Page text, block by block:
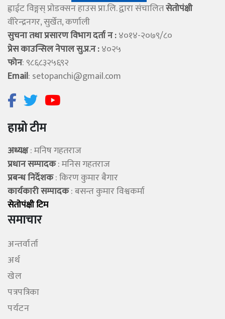
ह्वाईट विङ्गस् प्राेडक्सन हाउस प्रा.लि. द्वारा संचालितसेताेपंक्षी
वीरेन्द्रनगर, सुर्खेत, कर्णाली
सुचना तथा प्रसारण विभाग दर्ता न :४०१४-२०७९/८०
प्रेस काउन्सिल नेपाल सु.प्र.न :४०२५
फोन: ९८६८३२५६९२
Email: setopanchi@gmail.com
हाम्रो टीम
अध्यक्ष: मनिष गहतराज
प्रधान सम्पादक: मनिस गहतराज
प्रबन्ध निर्देशक: किरण कुमार बैगार
कार्यकारी सम्पादक: बसन्त कुमार विश्वकर्मा
सेताेपंक्षी टिम
समाचार
अन्तर्वार्ता
अर्थ
खेल
पत्रपत्रिका
पर्यटन